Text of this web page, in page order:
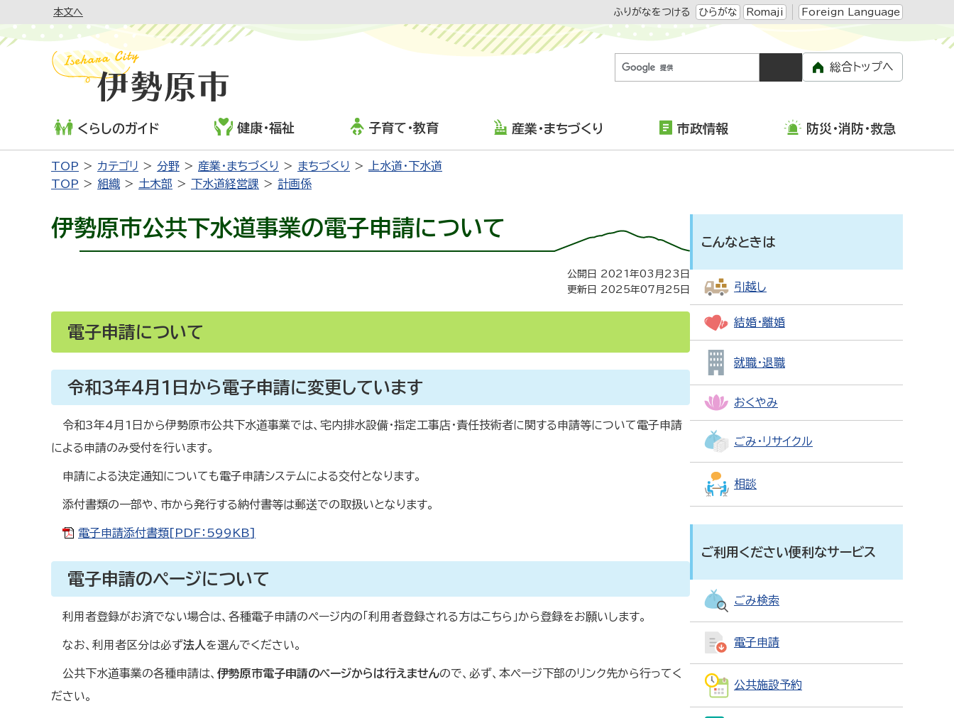
本文へ ふりがなをつける ひらがな Romaji Foreign Language
総合トップへ
くらしのガイド 健康・福祉 子育て・教育 産業・まちづくり 市政情報 防災・消防・救急
TOP カテゴリ 分野 産業・まちづくり まちづくり
上水道・下水道
TOP
組織 土木部 下水道経営課 計画係
伊勢原市公共下水道事業の電子申請について
公開日 2021年03月23日
更新日 2025年07月25日
電子申請について
令和3年4月1日から電子申請に変更しています
令和3年4月1日から伊勢原市公共下水道事業では、宅内排水設備・指定工事店・責任技術者に関する申請等について電子申請
による申請のみ受付を行います。
申請による決定通知についても電子申請システムによる交付となります。
添付書類の一部や、市から発行する納付書等は郵送での取扱いとなります。
電子申請添付書類[PDF：599KB]
電子申請のページについて
利用者登録がお済でない場合は、各種電子申請のページ内の「利用者登録される方はこちら」から登録をお願いします。
なお、利用者区分は必ず法人 を選んでください。
公共下水道事業の各種申請は、 伊勢原市電子申請のページからは行えませんので、必ず、本ページ下部のリンク先から行ってく
ださい。
こんなときは
引越し
結婚・離婚
就職・退職
おくやみ
ごみ・リサイクル
相談
ご利用ください便利なサービス
ごみ検索
電子申請
公共施設予約